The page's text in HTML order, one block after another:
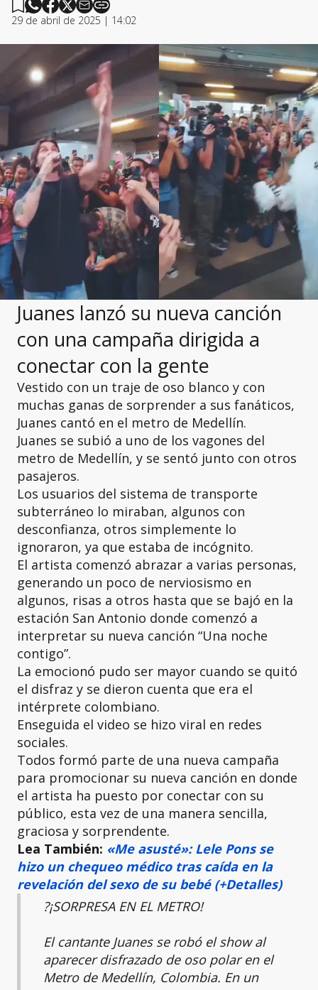
29 de abril de 2025 | 14:02
Juanes lanzó su nueva canción
con una campaña dirigida a
conectar con la gente
Vestido con un traje de oso blanco y con
muchas ganas de sorprender a sus fanáticos,
Juanes cantó en el metro de Medellín.
Juanes se subió a uno de los vagones del
metro de Medellín, y se sentó junto con otros
pasajeros.
Los usuarios del sistema de transporte
subterráneo lo miraban, algunos con
desconfianza, otros simplemente lo
ignoraron, ya que estaba de incógnito.
El artista comenzó abrazar a varias personas,
generando un poco de nerviosismo en
algunos, risas a otros hasta que se bajó en la
estación San Antonio donde comenzó a
interpretar su nueva canción “Una noche
contigo”.
La emocionó pudo ser mayor cuando se quitó
el disfraz y se dieron cuenta que era el
intérprete colombiano.
Enseguida el video se hizo viral en redes
sociales.
Todos formó parte de una nueva campaña
para promocionar su nueva canción en donde
el artista ha puesto por conectar con su
público, esta vez de una manera sencilla,
graciosa y sorprendente.
Lea También: «Me asusté»: Lele Pons se
hizo un chequeo médico tras caída en la
revelación del sexo de su bebé (+Detalles)
?¡SORPRESA EN EL METRO!
El cantante Juanes se robó el show al
aparecer disfrazado de oso polar en el
Metro de Medellín, Colombia. En un